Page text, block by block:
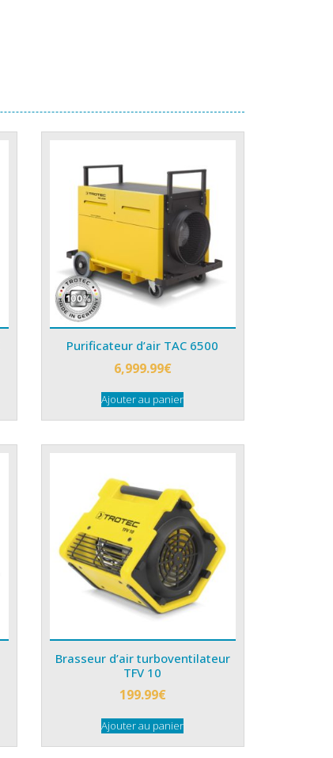
Purificateur d’air TAC 6500
6,999.99€
Ajouter au panier
Brasseur d’air turboventilateur
TFV 10
199.99€
Ajouter au panier